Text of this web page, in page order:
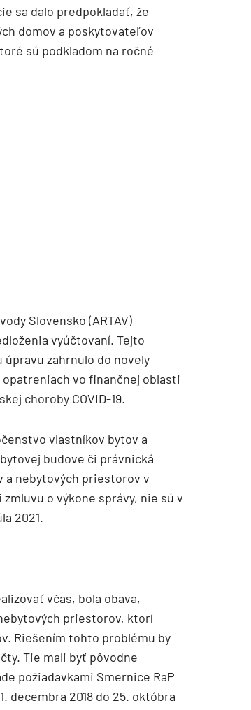
sa dalo predpokladať, že
domov a poskytovateľov
sú podkladom na ročné
Slovensko (ARTAV)
vyúčtovaní. Tejto
zahrnulo do novely
vo finančnej oblasti
choroby COVID-19.
vlastníkov bytov a
budove či právnická
a nebytových priestorov v
o výkone správy, nie sú v
2021.
včas, bola obava,
priestorov, ktorí
Riešením tohto problému by
Tie mali byť pôvodne
požiadavkami Smernice RaP
decembra 2018 do 25. októbra